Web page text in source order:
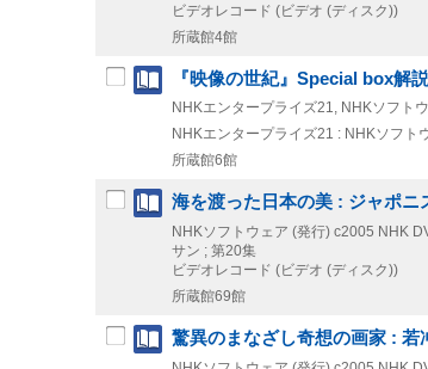
ビデオレコード (ビデオ (ディスク))
所蔵館4館
『映像の世紀』Special box解
NHKエンタープライズ21, NHKソフト
NHKエンタープライズ21 : NHKソフト
所蔵館6館
海を渡った日本の美 : ジャポ
NHKソフトウェア (発行) c2005 NHK
サン ; 第20集
ビデオレコード (ビデオ (ディスク))
所蔵館69館
驚異のまなざし奇想の画家 :